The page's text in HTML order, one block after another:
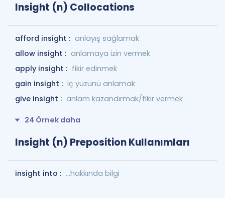
Insight (n) Collocations
afford insight : anlayış sağlamak
allow insight : anlamaya izin vermek
apply insight : fikir edinmek
gain insight : iç yüzünü anlamak
give insight : anlam kazandırmak/fikir vermek
24 Örnek daha
Insight (n) Preposition Kullanımları
insight into : …hakkında bilgi